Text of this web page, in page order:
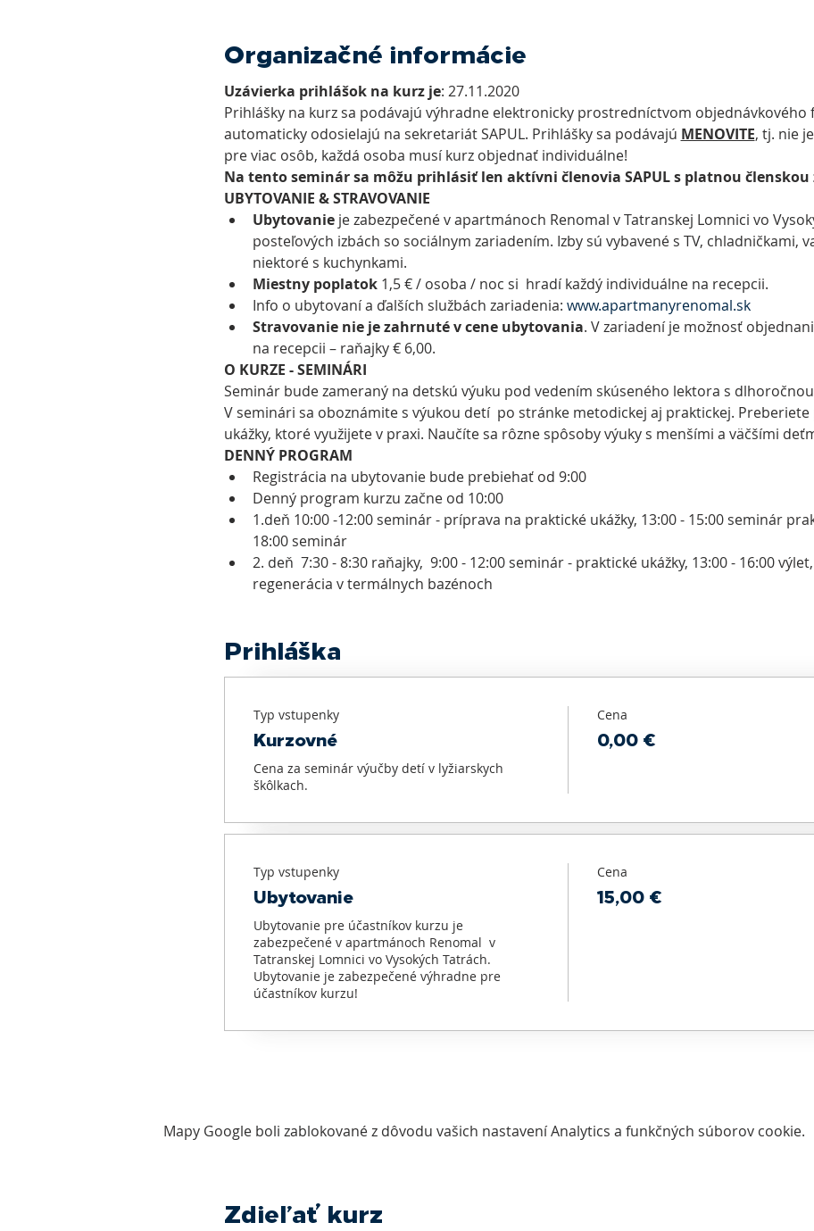
Organizačné informácie
Uzávierka prihlášok na kurz je: 27.11.2020
Prihlášky na kurz sa podávajú výhradne elektronicky prostredníctvom objednávkového
automaticky odosielajú na sekretariát SAPUL. Prihlášky sa podávajú MENOVITE, tj. nie
pre viac osôb, každá osoba musí kurz objednať individuálne!
Na tento seminár sa môžu prihlásiť len aktívni členovia SAPUL s platnou členskou
UBYTOVANIE & STRAVOVANIE
Ubytovanie je zabezpečené v apartmánoch Renomal v Tatranskej Lomnici vo
posteľových izbách so sociálnym zariadením. Izby sú vybavené s TV, chladničkami,
niektoré s kuchynkami.
Miestny poplatok 1,5 € / osoba / noc si  hradí každý individuálne na recepcii.
Info o ubytovaní a ďalších službách zariadenia: www.apartmanyrenomal.sk
Stravovanie nie je zahrnuté v cene ubytovania. V zariadení je možnosť
na recepcii – raňajky € 6,00.
O KURZE - SEMINÁRI
Seminár bude zameraný na detskú výuku pod vedením skúseného lektora s
V seminári sa oboznámite s výukou detí  po stránke metodickej aj praktickej. Preberiete
ukážky, ktoré využijete v praxi. Naučíte sa rôzne spôsoby výuky s menšími a väčšími
DENNÝ PROGRAM
Registrácia na ubytovanie bude prebiehať od 9:00
Denný program kurzu začne od 10:00
1.deň 10:00 -12:00 seminár - príprava na praktické ukážky, 13:00 - 15:00 seminár
18:00 seminár
2. deň  7:30 - 8:30 raňajky,  9:00 - 12:00 seminár - praktické ukážky, 13:00 - 16:00
regenerácia v termálnych bazénoch
Prihláška
Typ vstupenky
Kurzovné
Cena za seminár výučby detí v lyžiarskych
škôlkach.
Cena
0,00 €
Typ vstupenky
Ubytovanie
Ubytovanie pre účastníkov kurzu je
zabezpečené v apartmánoch Renomal  v
Tatranskej Lomnici vo Vysokých Tatrách.
Ubytovanie je zabezpečené výhradne pre
účastníkov kurzu!
Cena
15,00 €
Mapy Google boli zablokované z dôvodu vašich nastavení Analytics a funkčných súborov cookie.
Zdieľať kurz